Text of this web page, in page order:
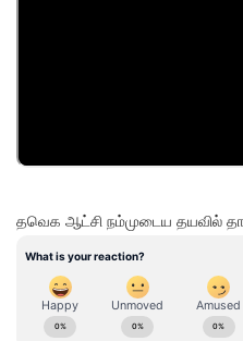
தவெக ஆட்சி நம்முடைய தயவில்